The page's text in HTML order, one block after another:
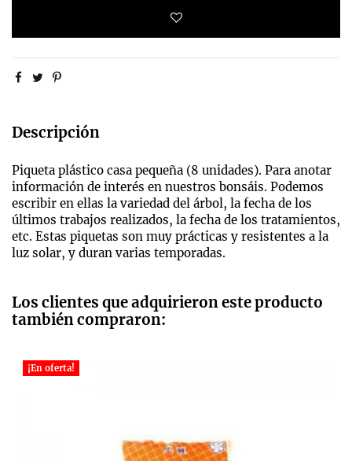
Descripción
Piqueta plástico casa pequeña (8 unidades). Para anotar
información de interés en nuestros bonsáis. Podemos
escribir en ellas la variedad del árbol, la fecha de los
últimos trabajos realizados, la fecha de los tratamientos,
etc. Estas piquetas son muy prácticas y resistentes a la
luz solar, y duran varias temporadas.
Los clientes que adquirieron este producto
también compraron:
¡En oferta!